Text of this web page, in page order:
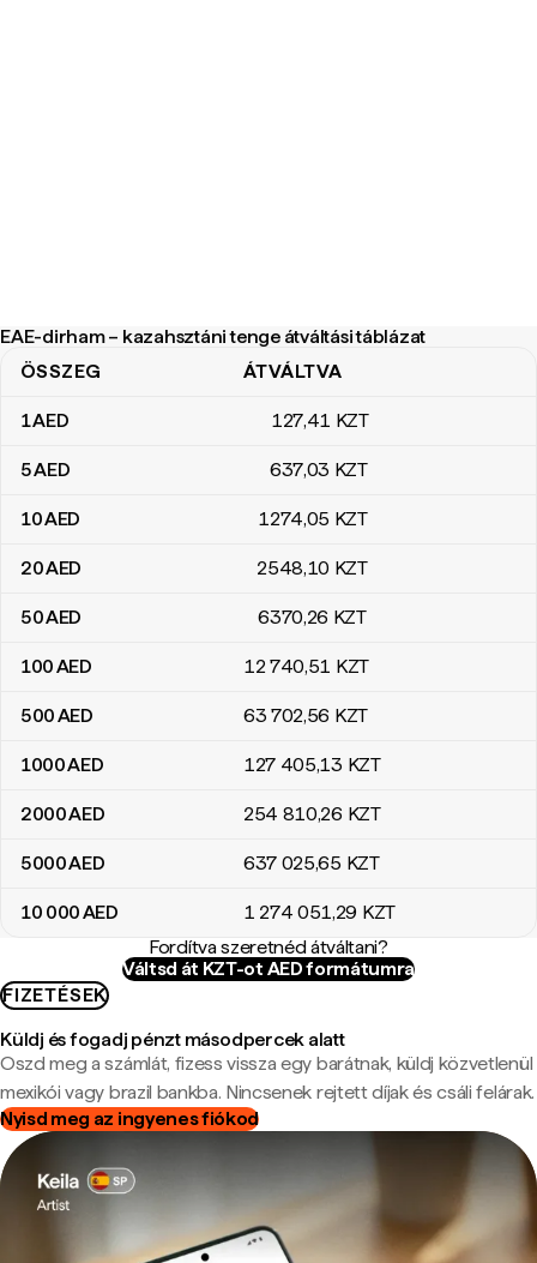
EAE-dirham – kazahsztáni tenge átváltási táblázat
EAE-dirham – kazahsztáni tenge átváltási táblázat
ÖSSZEG ÁTVÁLTVA
1AED 127,41 KZT
5AED 637,03 KZT
10AED 1274,05 KZT
20AED 2548,10 KZT
50AED 6370,26 KZT
100AED 12 740,51 KZT
500AED 63 702,56 KZT
1000AED 127 405,13 KZT
2000AED 254 810,26 KZT
5000AED 637 025,65 KZT
10 000AED 1 274 051,29 KZT
Fordítva szeretnéd átváltani?
Váltsd át KZT-ot AED formátumra
FIZETÉSEK
Küldj és fogadj pénzt másodpercek alatt
Oszd meg a számlát, fizess vissza egy barátnak, küldj közvetlenül
mexikói vagy brazil bankba. Nincsenek rejtett díjak és csáli felárak.
Nyisd meg az ingyenes fiókod